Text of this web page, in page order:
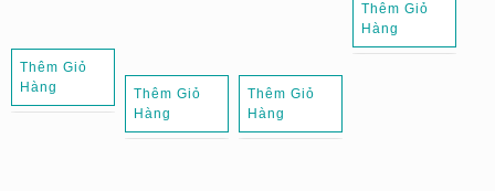
Thêm Giỏ
Hàng
Thêm Giỏ
Hàng
Thêm Giỏ
Hàng
Thêm Giỏ
Hàng